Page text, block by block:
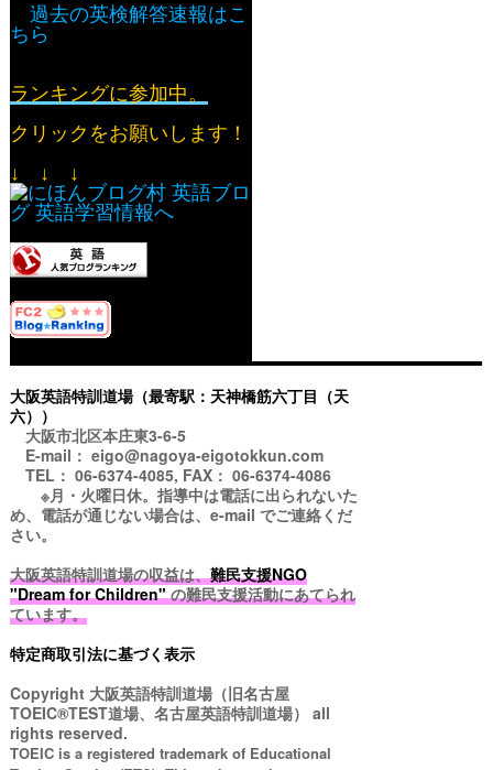
過去の英検解答速報はこ
ちら
ランキングに参加中。
クリックをお願いします！
↓ ↓ ↓
大阪英語特訓道場（最寄駅：天神橋筋六丁目（天
六））
大阪市北区本庄東3-6-5
E-mail： eigo@nagoya-eigotokkun.com
TEL： 06-6374-4085, FAX： 06-6374-4086
※月・火曜日休。指導中は電話に出られないた
め、電話が通じない場合は、e-mail でご連絡くだ
さい。
大阪英語特訓道場の収益は、難民支援NGO
"Dream for Children"の難民支援活動にあてられ
ています。
特定商取引法に基づく表示
Copyright 大阪英語特訓道場（旧名古屋
TOEIC®TEST道場、名古屋英語特訓道場） all
rights reserved.
TOEIC is a registered trademark of Educational